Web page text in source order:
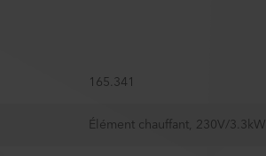
165.341
Élément chauffant, 230V/3.3kW